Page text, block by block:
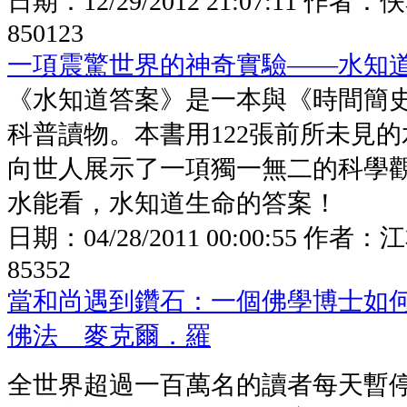
850123
一項震驚世界的神奇實驗——水知
《水知道答案》是一本與《時間簡
科普讀物。本書用122張前所未見
向世人展示了一項獨一無二的科學
水能看，水知道生命的答案！
日期： 04/28/2011 00:00:55 作者：
85352
當和尚遇到鑽石：一個佛學博士如
佛法 麥克爾．羅
全世界超過一百萬名的讀者每天暫